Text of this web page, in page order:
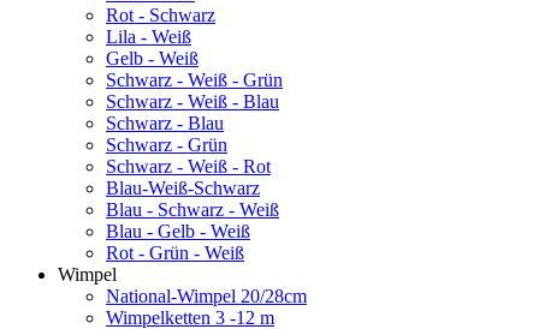
Rot - Schwarz
Lila - Weiß
Gelb - Weiß
Schwarz - Weiß - Grün
Schwarz - Weiß - Blau
Schwarz - Blau
Schwarz - Grün
Schwarz - Weiß - Rot
Blau-Weiß-Schwarz
Blau - Schwarz - Weiß
Blau - Gelb - Weiß
Rot - Grün - Weiß
Wimpel
National-Wimpel 20/28cm
Wimpelketten 3 -12 m